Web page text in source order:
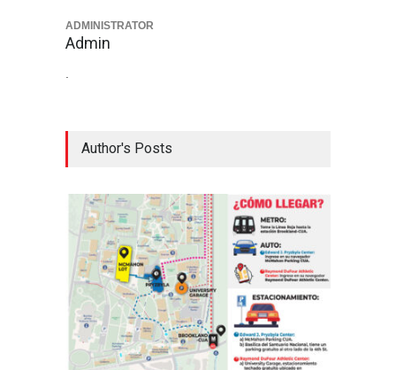
ADMINISTRATOR
Admin
Author's Posts